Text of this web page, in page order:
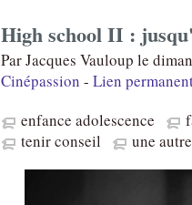
High school II :
Par Jacques Vauloup le
Cinépassion - Lien
enfance adolescence
tenir conseil
une